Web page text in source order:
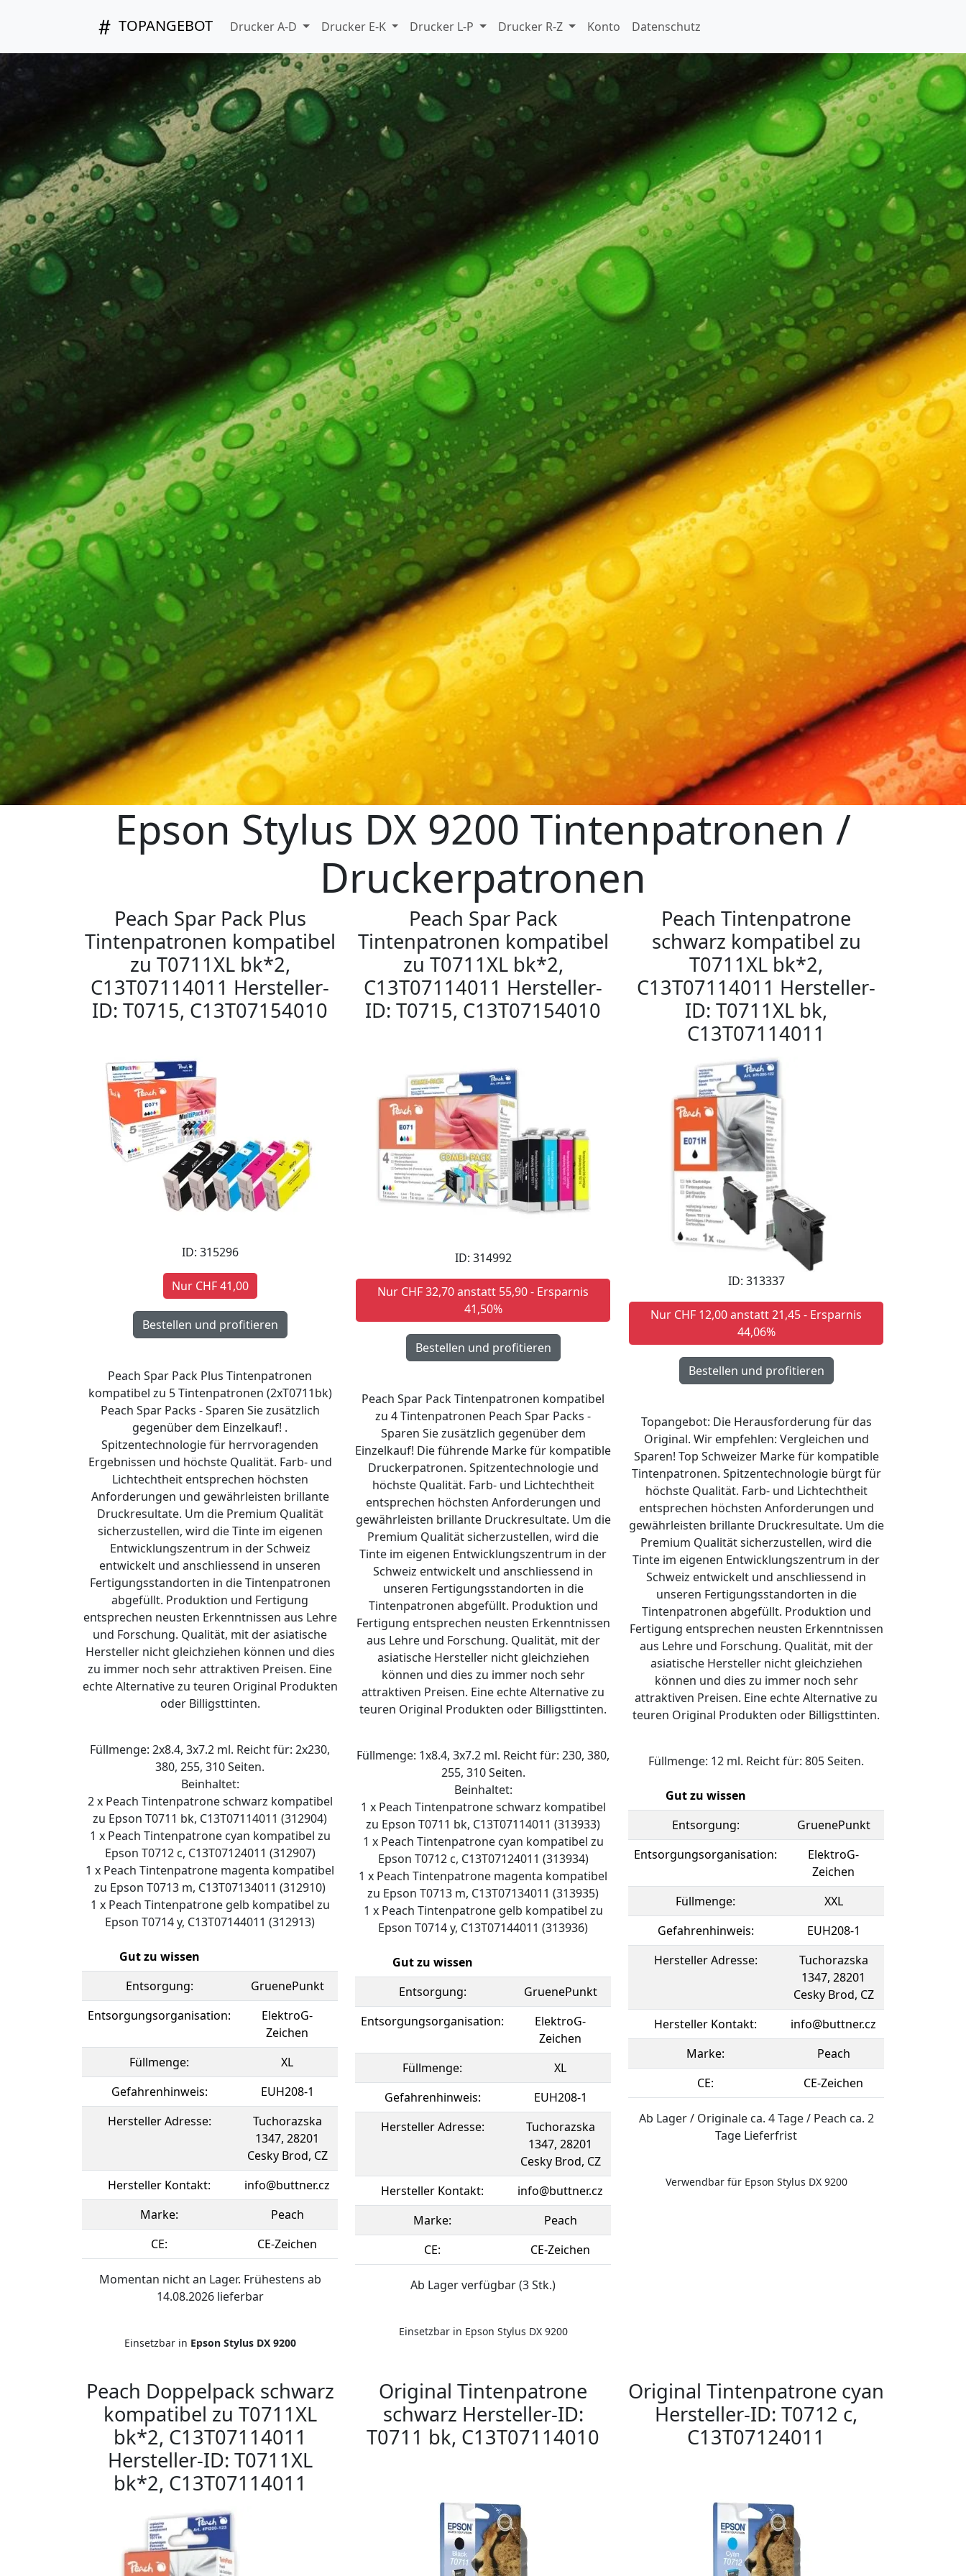
TOPANGEBOT Drucker A-D Drucker E-K Drucker L-P Drucker R-Z Konto Datenschutz
Epson Stylus DX 9200 Tintenpatronen /
Druckerpatronen
Peach Spar Pack Plus
Tintenpatronen kompatibel
zu T0711XL bk*2,
C13T07114011 Hersteller-
ID: T0715, C13T07154010
ID: 315296
Nur CHF 41,00
Peach Spar Pack Plus Tintenpatronen
kompatibel zu 5 Tintenpatronen (2xT0711bk)
Peach Spar Packs - Sparen Sie zusätzlich
gegenüber dem Einzelkauf! .
Spitzentechnologie für herrvoragenden
Ergebnissen und höchste Qualität. Farb- und
Lichtechtheit entsprechen höchsten
Anforderungen und gewährleisten brillante
Druckresultate. Um die Premium Qualität
sicherzustellen, wird die Tinte im eigenen
Entwicklungszentrum in der Schweiz
entwickelt und anschliessend in unseren
Fertigungsstandorten in die Tintenpatronen
abgefüllt. Produktion und Fertigung
entsprechen neusten Erkenntnissen aus Lehre
und Forschung. Qualität, mit der asiatische
Hersteller nicht gleichziehen können und dies
zu immer noch sehr attraktiven Preisen. Eine
echte Alternative zu teuren Original Produkten
oder Billigsttinten.
Füllmenge: 2x8.4, 3x7.2 ml. Reicht für: 2x230,
380, 255, 310 Seiten.
Beinhaltet:
2 x Peach Tintenpatrone schwarz kompatibel
zu Epson T0711 bk, C13T07114011 (312904)
1 x Peach Tintenpatrone cyan kompatibel zu
Epson T0712 c, C13T07124011 (312907)
1 x Peach Tintenpatrone magenta kompatibel
zu Epson T0713 m, C13T07134011 (312910)
1 x Peach Tintenpatrone gelb kompatibel zu
Epson T0714 y, C13T07144011 (312913)
Gut zu wissen
Entsorgung:
GruenePunkt
Entsorgungsorganisation:
ElektroG-
Zeichen
Füllmenge:
XL
Gefahrenhinweis:
EUH208-1
Hersteller Adresse:
Tuchorazska
1347, 28201
Cesky Brod, CZ
Hersteller Kontakt:
info@buttner.cz
Marke:
Peach
CE:
CE-Zeichen
Momentan nicht an Lager. Frühestens ab
14.08.2026 lieferbar
Einsetzbar in Epson Stylus DX 9200
Peach Spar Pack
Tintenpatronen kompatibel
zu T0711XL bk*2,
C13T07114011 Hersteller-
ID: T0715, C13T07154010
ID: 314992
Nur CHF 32,70 anstatt 55,90 - Ersparnis
41,50%
Peach Spar Pack Tintenpatronen kompatibel
zu 4 Tintenpatronen Peach Spar Packs -
Sparen Sie zusätzlich gegenüber dem
Einzelkauf! Die führende Marke für kompatible
Druckerpatronen. Spitzentechnologie und
höchste Qualität. Farb- und Lichtechtheit
entsprechen höchsten Anforderungen und
gewährleisten brillante Druckresultate. Um die
Premium Qualität sicherzustellen, wird die
Tinte im eigenen Entwicklungszentrum in der
Schweiz entwickelt und anschliessend in
unseren Fertigungsstandorten in die
Tintenpatronen abgefüllt. Produktion und
Fertigung entsprechen neusten Erkenntnissen
aus Lehre und Forschung. Qualität, mit der
asiatische Hersteller nicht gleichziehen
können und dies zu immer noch sehr
attraktiven Preisen. Eine echte Alternative zu
teuren Original Produkten oder Billigsttinten.
Füllmenge: 1x8.4, 3x7.2 ml. Reicht für: 230, 380,
255, 310 Seiten.
Beinhaltet:
1 x Peach Tintenpatrone schwarz kompatibel
zu Epson T0711 bk, C13T07114011 (313933)
1 x Peach Tintenpatrone cyan kompatibel zu
Epson T0712 c, C13T07124011 (313934)
1 x Peach Tintenpatrone magenta kompatibel
zu Epson T0713 m, C13T07134011 (313935)
1 x Peach Tintenpatrone gelb kompatibel zu
Epson T0714 y, C13T07144011 (313936)
Gut zu wissen
Entsorgung:
GruenePunkt
Entsorgungsorganisation:
ElektroG-
Zeichen
Füllmenge:
XL
Gefahrenhinweis:
EUH208-1
Hersteller Adresse:
Tuchorazska
1347, 28201
Cesky Brod, CZ
Hersteller Kontakt:
info@buttner.cz
Marke:
Peach
CE:
CE-Zeichen
Ab Lager verfügbar (3 Stk.)
Einsetzbar in Epson Stylus DX 9200
Peach Tintenpatrone
schwarz kompatibel zu
T0711XL bk*2,
C13T07114011 Hersteller-
ID: T0711XL bk,
C13T07114011
ID: 313337
Nur CHF 12,00 anstatt 21,45 - Ersparnis
44,06%
Topangebot: Die Herausforderung für das
Original. Wir empfehlen: Vergleichen und
Sparen! Top Schweizer Marke für kompatible
Tintenpatronen. Spitzentechnologie bürgt für
höchste Qualität. Farb- und Lichtechtheit
entsprechen höchsten Anforderungen und
gewährleisten brillante Druckresultate. Um die
Premium Qualität sicherzustellen, wird die
Tinte im eigenen Entwicklungszentrum in der
Schweiz entwickelt und anschliessend in
unseren Fertigungsstandorten in die
Tintenpatronen abgefüllt. Produktion und
Fertigung entsprechen neusten Erkenntnissen
aus Lehre und Forschung. Qualität, mit der
asiatische Hersteller nicht gleichziehen
können und dies zu immer noch sehr
attraktiven Preisen. Eine echte Alternative zu
teuren Original Produkten oder Billigsttinten.
Füllmenge: 12 ml. Reicht für: 805 Seiten.
Gut zu wissen
Entsorgung:
GruenePunkt
Entsorgungsorganisation:
ElektroG-
Zeichen
Füllmenge:
XXL
Gefahrenhinweis:
EUH208-1
Hersteller Adresse:
Tuchorazska
1347, 28201
Cesky Brod, CZ
Hersteller Kontakt:
info@buttner.cz
Marke:
Peach
CE:
CE-Zeichen
Ab Lager / Originale ca. 4 Tage / Peach ca. 2
Tage Lieferfrist
Verwendbar für Epson Stylus DX 9200
Peach Doppelpack schwarz
kompatibel zu T0711XL
bk*2, C13T07114011
Hersteller-ID: T0711XL
bk*2, C13T07114011
Original Tintenpatrone
schwarz Hersteller-ID:
T0711 bk, C13T07114010
Original Tintenpatrone cyan
Hersteller-ID: T0712 c,
C13T07124011